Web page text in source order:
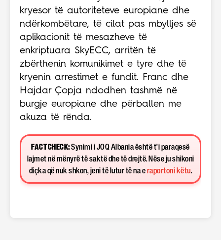
kryesor të autoriteteve europiane dhe
ndërkombëtare, të cilat pas mbylljes së
aplikacionit të mesazheve të
enkriptuara SkyECC, arritën të
zbërthenin komunikimet e tyre dhe të
kryenin arrestimet e fundit. Franc dhe
Hajdar Çopja ndodhen tashmë në
burgje europiane dhe përballen me
akuza të rënda.
FACT CHECK:Synimi i JOQ Albania është t’i paraqesë
lajmet në mënyrë të saktë dhe të drejtë. Nëse ju shikoni
diçka që nuk shkon, jeni të lutur të na e raportoni këtu.